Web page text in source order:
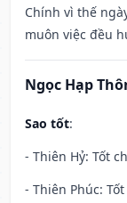
Chính vì thế
muôn việc đều
Ngọc Hạp
Sao tốt:
- Thiên Hỷ: Tốt
- Thiên Phúc: